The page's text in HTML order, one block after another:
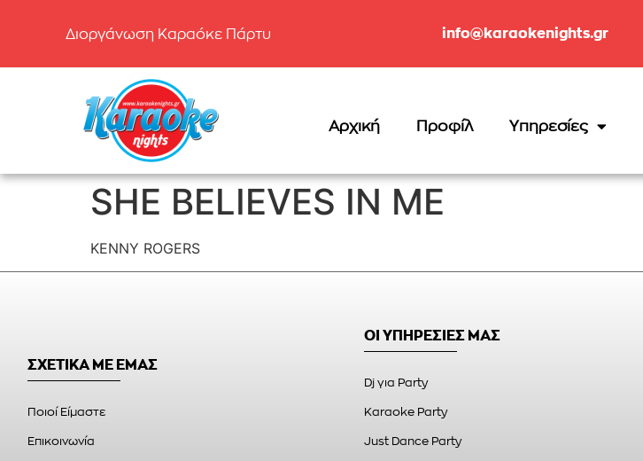
Διοργάνωση Καραόκε Πάρτυ info@karaokenights.gr
Αρχική Προφίλ Υπηρεσίες
SHE BELIEVES IN ME
KENNY ROGERS
ΣΧΕΤΙΚΑ ΜΕ ΕΜΑΣ
Ποιοί Είμαστε
Επικοινωνία
ΟΙ ΥΠΗΡΕΣΙΕΣ ΜΑΣ
Dj για Party
Karaoke Party
Just Dance Party